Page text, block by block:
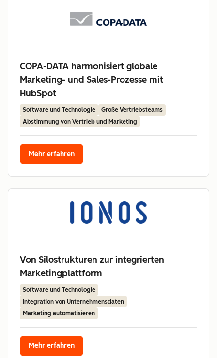
COPA-DATA harmonisiert globale
Marketing- und Sales-Prozesse mit
HubSpot
Software und Technologie
Große Vertriebsteams
Abstimmung von Vertrieb und Marketing
Mehr erfahren
Von Silostrukturen zur integrierten
Marketingplattform
Software und Technologie
Integration von Unternehmensdaten
Marketing automatisieren
Mehr erfahren